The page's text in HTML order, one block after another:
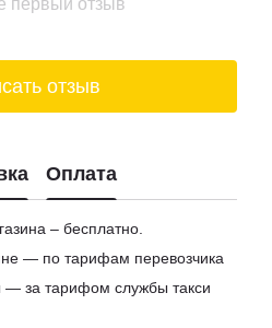
женщин
первый отзыв
отзыв
Оплата
– бесплатно.
— по тарифам перевозчика
— за тарифом службы такси